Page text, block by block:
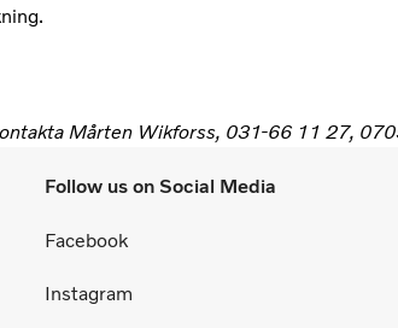
Mårten Wikforss, 031-66 11 27,
Follow us on Social Media
Facebook
Instagram